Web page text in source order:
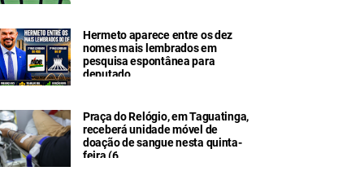
Hermeto aparece entre os dez
nomes mais lembrados em
pesquisa espontânea para
deputado
Praça do Relógio, em Taguatinga,
receberá unidade móvel de
doação de sangue nesta quinta-
feira (6